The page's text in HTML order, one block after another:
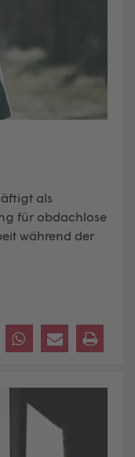
als
für obdachlose
während der